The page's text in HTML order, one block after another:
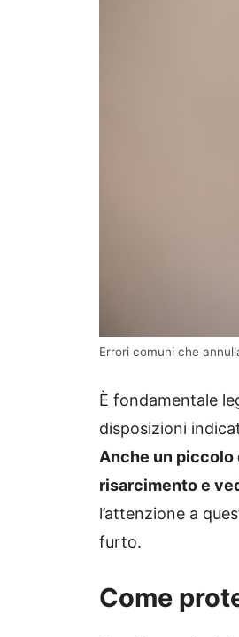
Errori comuni che
È fondamentale
disposizioni
Anche un piccolo
risarcimento e
l’attenzione a
furto.
Come